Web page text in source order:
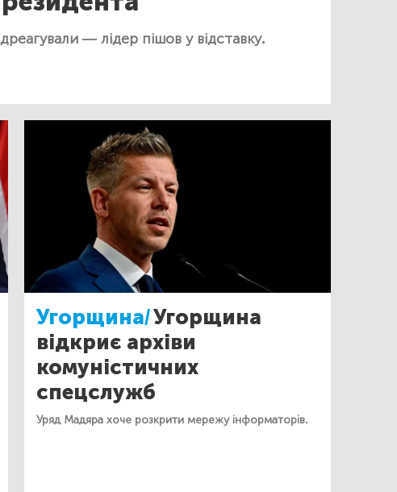
— лідер пішов у відставку.
Угорщина/Угорщина
відкриє архіви
комуністичних
спецслужб
Уряд Мадяра хоче розкрити мережу інформаторів.